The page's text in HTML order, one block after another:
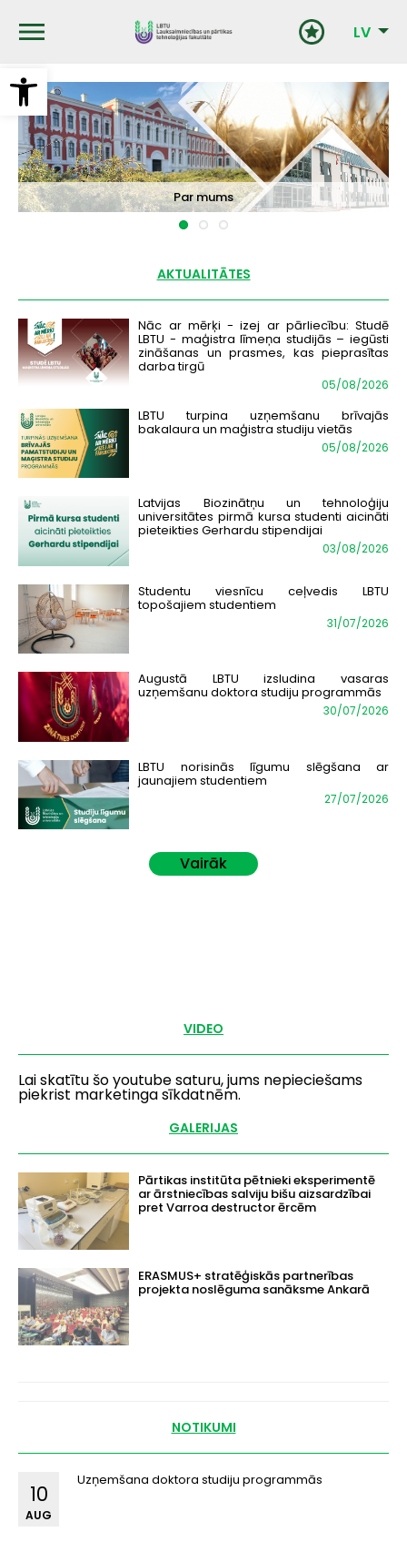
Open toolbar
galveno LV
Par mums
Studijas
Zinātne un inovācijas
AKTUALITĀTES
Nāc ar mērķi - izej ar pārliecību: Studē
LBTU - maģistra līmeņa studijās – iegūsti
zināšanas un prasmes, kas pieprasītas
darba tirgū
05/08/2026
LBTU turpina uzņemšanu brīvajās
bakalaura un maģistra studiju vietās
05/08/2026
Latvijas Biozinātņu un tehnoloģiju
universitātes pirmā kursa studenti aicināti
pieteikties Gerhardu stipendijai
03/08/2026
Studentu viesnīcu ceļvedis LBTU
topošajiem studentiem
31/07/2026
Augustā LBTU izsludina vasaras
uzņemšanu doktora studiju programmās
30/07/2026
LBTU norisinās līgumu slēgšana ar
jaunajiem studentiem
27/07/2026
Vairāk
VIDEO
Lai skatītu šo youtube saturu, jums nepieciešams
piekrist marketinga sīkdatnēm.
GALERIJAS
Pārtikas institūta pētnieki eksperimentē
ar ārstniecības salviju bišu aizsardzībai
pret Varroa destructor ērcēm
ERASMUS+ stratēģiskās partnerības
projekta noslēguma sanāksme Ankarā
NOTIKUMI
Uzņemšana doktora studiju programmās
10
AUG